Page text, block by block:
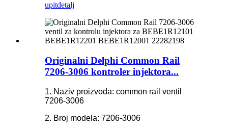
upitdetalj
Originalni Delphi Common Rail
7206-3006 kontroler injektora...
1. Naziv proizvoda: common rail ventil
7206-3006
2. Broj modela: 7206-3006